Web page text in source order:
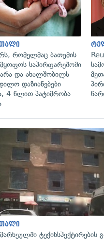
რომელმაც ბათუმის
საპირფარეშოში
და ახალშობილს
დაზიანებები
4 წლით პატიმრობა
ტექინსპექტირების